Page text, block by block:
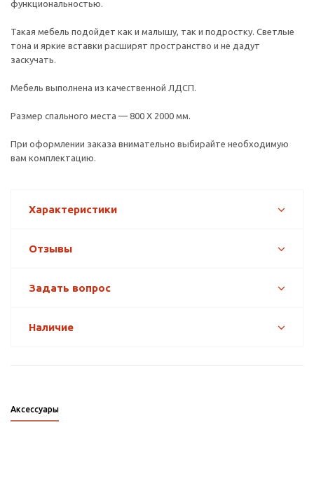
функциональностью.
Такая мебель подойдет как и малышу, так и подростку. Светлые
тона и яркие вставки расширят пространство и не дадут
заскучать.
Мебель выполнена из качественной ЛДСП.
Размер спального места — 800 Х 2000 мм.
При оформлении заказа внимательно выбирайте необходимую
вам комплектацию.
Характеристики
Отзывы
Задать вопрос
Наличие
Аксессуары